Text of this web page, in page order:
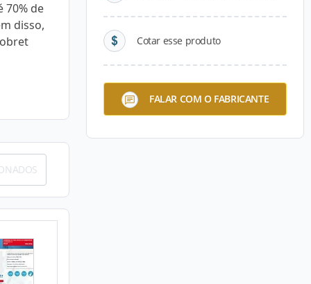
70% de
disso,
Cotar esse produto
FALAR COM O FABRICANTE